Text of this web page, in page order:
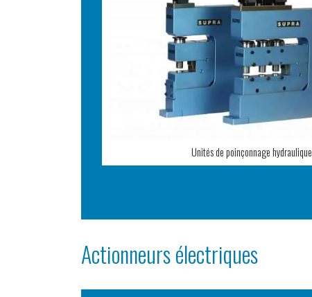
Unités de poinçonnage hydraulique
Actionneurs électriques